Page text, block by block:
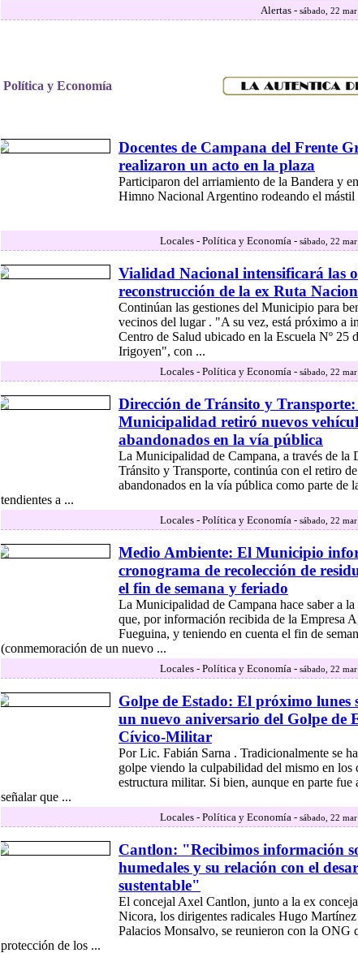
Alertas - sábado, 22
Política y Economía
Docentes de Campana del Frente
realizaron un acto en la plaza
Participaron del arriamiento de la Bandera y
Himno Nacional Argentino rodeando el mástil
Locales - Política y Economía - sábado, 22
Vialidad Nacional intensificará las
reconstrucción de la ex Ruta
Continúan las gestiones del Municipio para
vecinos del lugar . "A su vez, está próximo a
Centro de Salud ubicado en la Escuela Nº 25
Irigoyen", con ...
Locales - Política y Economía - sábado, 22
Dirección de Tránsito y
Municipalidad retiró nuevos
abandonados en la vía pública
La Municipalidad de Campana, a través de la
Tránsito y Transporte, continúa con el retiro
abandonados en la vía pública como parte de
tendientes a ...
Locales - Política y Economía - sábado, 22
Medio Ambiente: El Municipio
cronograma de recolección de
el fin de semana y feriado
La Municipalidad de Campana hace saber a
que, por información recibida de la Empresa
Fueguina, y teniendo en cuenta el fin de
(conmemoración de un nuevo ...
Locales - Política y Economía - sábado, 22
Golpe de Estado: El próximo lunes
un nuevo aniversario del Golpe de
Cívico-Militar
Por Lic. Fabián Sarna . Tradicionalmente se
golpe viendo la culpabilidad del mismo en los
estructura militar. Si bien, aunque en parte fue
señalar que ...
Locales - Política y Economía - sábado, 22
Cantlon: "Recibimos información
humedales y su relación con el
sustentable"
El concejal Axel Cantlon, junto a la ex
Nicora, los dirigentes radicales Hugo
Palacios Monsalvo, se reunieron con la ONG
protección de los ...